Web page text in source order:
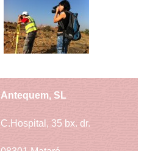
Antequem, SL
C.Hospital, 35 bx. dr.